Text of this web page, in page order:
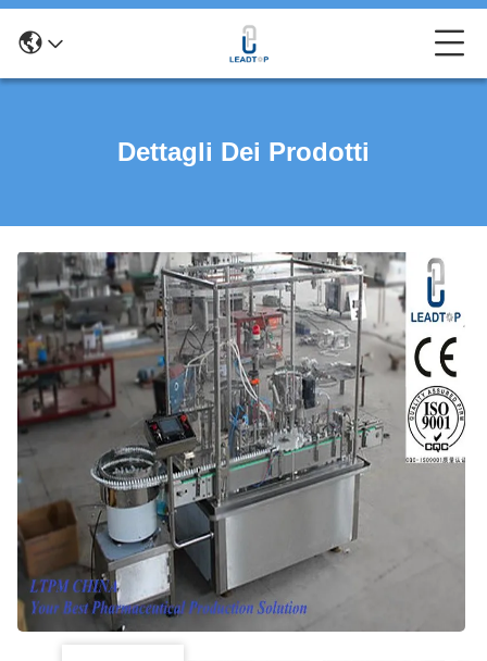
Dettagli Dei Prodotti